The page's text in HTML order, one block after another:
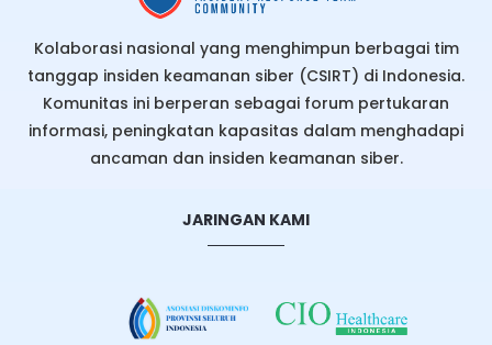
Kolaborasi nasional yang menghimpun berbagai tim
tanggap insiden keamanan siber (CSIRT) di Indonesia.
Komunitas ini berperan sebagai forum pertukaran
informasi, peningkatan kapasitas dalam menghadapi
ancaman dan insiden keamanan siber.
JARINGAN KAMI